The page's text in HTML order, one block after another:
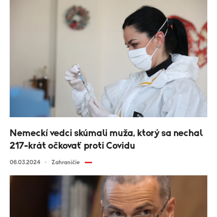
Nemeckí vedci skúmali muža, ktorý sa nechal
217-krát očkovať proti Covidu
06.03.2024 Zahraničie